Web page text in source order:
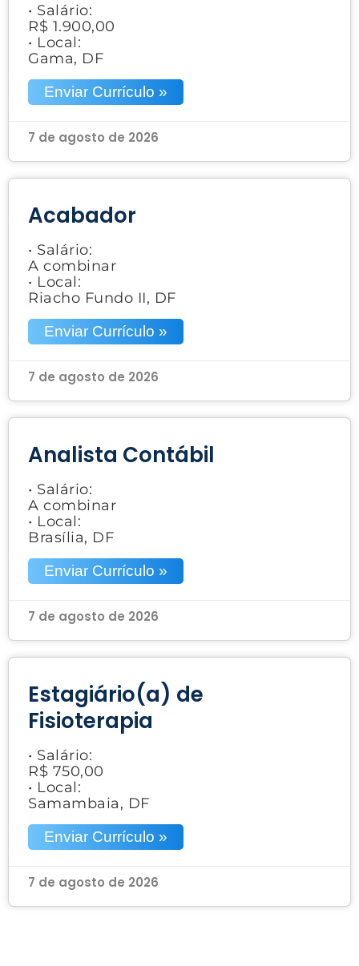
• Salário:
R$ 1.900,00
• Local:
Gama, DF
Enviar Currículo »
7 de agosto de 2026
Acabador
• Salário:
A combinar
• Local:
Riacho Fundo II, DF
Enviar Currículo »
7 de agosto de 2026
Analista Contábil
• Salário:
A combinar
• Local:
Brasília, DF
Enviar Currículo »
7 de agosto de 2026
Estagiário(a) de
Fisioterapia
• Salário:
R$ 750,00
• Local:
Samambaia, DF
Enviar Currículo »
7 de agosto de 2026